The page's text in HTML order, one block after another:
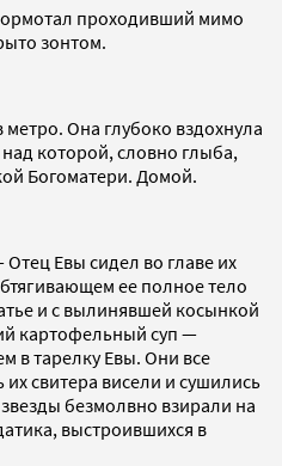
проходивший мимо
зонтом.
метро. Она глубоко вздохнула
которой, словно глыба,
Богоматери. Домой.
Евы сидел во главе их
ее полное тело
и с вылинявшей косынкой
картофельный суп —
в тарелку Евы. Они все
свитера висели и сушились
безмолвно взирали на
выстроившихся в